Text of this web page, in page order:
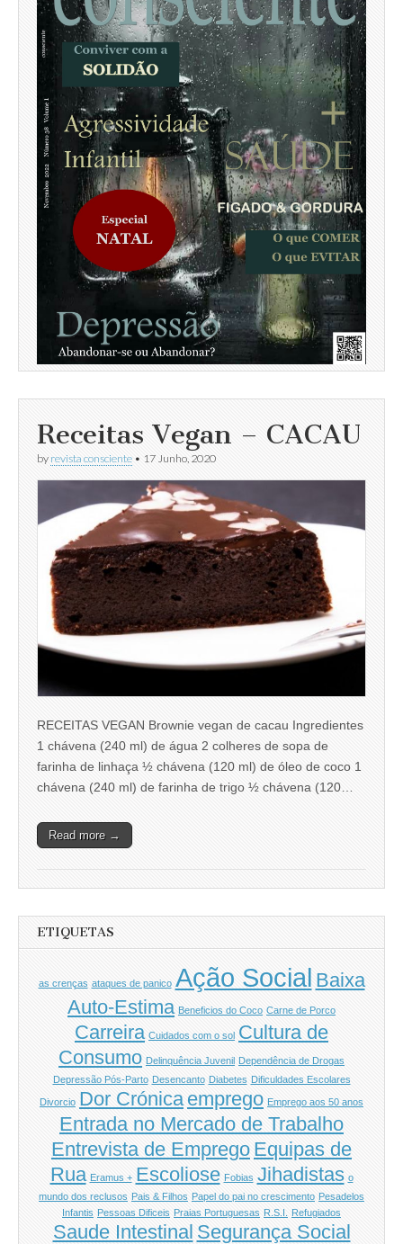
Receitas Vegan – CACAU
by revista consciente • 17 Junho, 2020
RECEITAS VEGAN Brownie vegan de cacau Ingredientes
1 chávena (240 ml) de água 2 colheres de sopa de
farinha de linhaça ½ chávena (120 ml) de óleo de coco 1
chávena (240 ml) de farinha de trigo ½ chávena (120…
Read more →
ETIQUETAS
as crenças ataques de panico Ação Social Baixa
Auto-Estima Beneficios do Coco Carne de Porco
Carreira Cuidados com o sol Cultura de
Consumo Delinquência Juvenil Dependência de Drogas
Depressão Pós-Parto Desencanto Diabetes Dificuldades Escolares
Divorcio Dor Crónica emprego Emprego aos 50 anos
Entrada no Mercado de Trabalho
Entrevista de Emprego Equipas de
Rua Eramus + Escoliose Fobias Jihadistas o
mundo dos reclusos Pais & Filhos Papel do pai no crescimento Pesadelos
Infantis Pessoas Dificeis Praias Portuguesas R.S.I. Refugiados
Saude Intestinal Segurança Social